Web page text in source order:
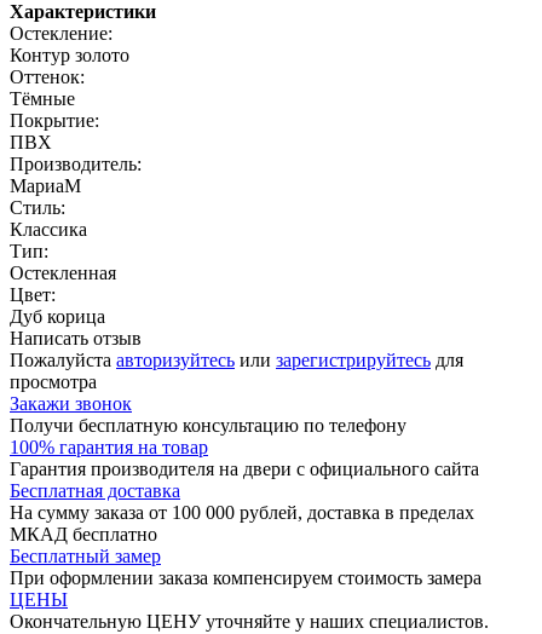
Характеристики
Остекление:
Контур золото
Оттенок:
Тёмные
Покрытие:
ПВХ
Производитель:
МариаМ
Стиль:
Классика
Тип:
Остекленная
Цвет:
Дуб корица
Написать отзыв
Пожалуйста авторизуйтесь или зарегистрируйтесь для
просмотра
Закажи звонок
Получи бесплатную консультацию по телефону
100% гарантия на товар
Гарантия производителя на двери с официального сайта
Бесплатная доставка
На сумму заказа от 100 000 рублей, доставка в пределах
МКАД бесплатно
Бесплатный замер
При оформлении заказа компенсируем стоимость замера
ЦЕНЫ
Окончательную ЦЕНУ уточняйте у наших специалистов.